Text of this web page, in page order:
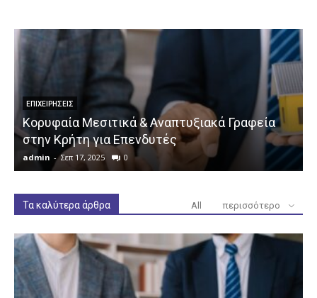
ΕΠΙΧΕΙΡΉΣΕΙΣ
Κορυφαία Μεσιτικά & Αναπτυξιακά Γραφεία
στην Κρήτη για Επενδυτές
admin - Σεπ 17, 2025 0
Τα καλύτερα άρθρα All περισσότερο